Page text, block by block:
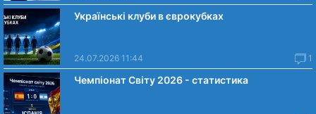
Українські клуби в єврокубках
24.07.2026 11:44 1
Чемпіонат Світу 2026 - статистика